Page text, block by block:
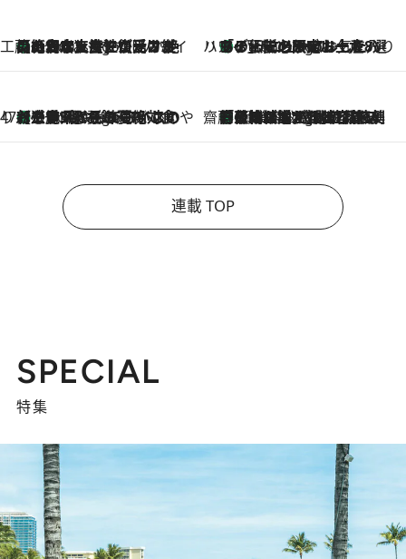
工藤まやのおもてなしハワイ
3 Hours Ago
【ハワイ土産】ローカルの絶大な支持で復活！ 絶品の幻クッキー《元ファンの日本人女性が受け継いだ名店》 ハワイ賢者 リサのお気に入りリスト3 Hours Ago
あの伝説の限定トートも！ リニューアルした「ディーン＆デルーカ ハワイ」で必須のお土産8選
47都道府県の手みやげ ひんやりスイーツで夏を満喫
3 Hours Ago
【三重県】この夏絶対食べたい 冷やしておいしいおやつ3選 お餅×アイスの新感覚スイーツ 齋藤 薫 美容脳ルネサンス
3 Hours Ago
「荷物が増えるほど旅ストレスは増す」美容ジャーナリストがたどり着いた最終結論。“化粧品を劇的に減らす”感動の凝縮美容とは
連載 TOP
SPECIAL
特集